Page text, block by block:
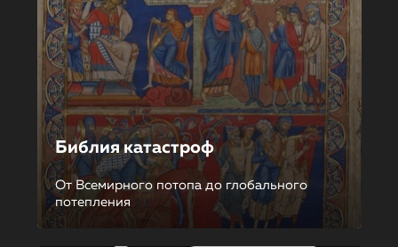
Библия катастроф
От Всемирного потопа до глобального
потепления